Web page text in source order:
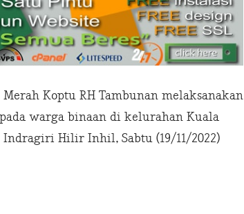
Koptu RH Tambunan melaksanakan
warga binaan di kelurahan Kuala
Hilir Inhil, Sabtu (19/11/2022)